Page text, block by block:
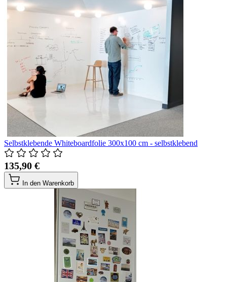
Selbstklebende Whiteboardfolie 300x100 cm - selbstklebend
135,90 €
In den Warenkorb